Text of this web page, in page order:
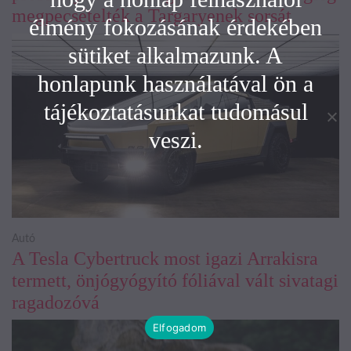
megpecsételték a Targaryenek sorsát
A Tesla Cybertruck most igazi Arrakisra
termett, önjógyógyító fóliával vált sivatagi
ragadozóvá
Autó
élmény fokozásának érdekében
sütiket alkalmazunk. A
honlapunk használatával ön a
tájékoztatásunkat tudomásul
veszi.
Elfogadom